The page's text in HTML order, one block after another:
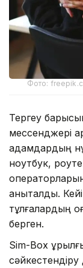
Фото:
Тергеу
мессенджері
адамдардың
ноутбук,
анықталды.
тұлғалардың
берген.
Sim-Box
сәйкестендіру